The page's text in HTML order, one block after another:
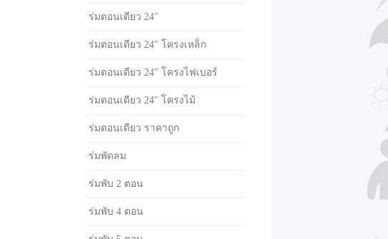
ร่มตอนเดียว 24"
ร่มตอนเดียว 24" โครงเหล็ก
ร่มตอนเดียว 24" โครงไฟเบอร์
ร่มตอนเดียว 24" โครงไม้
ร่มตอนเดียว ราคาถูก
ร่มพัดลม
ร่มพับ 2 ตอน
ร่มพับ 4 ตอน